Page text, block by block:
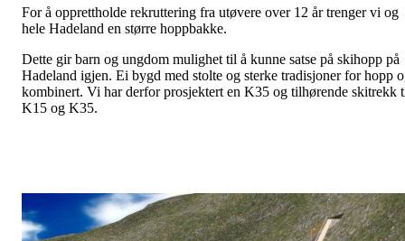
For å opprettholde rekruttering fra utøvere over 12 år trenger vi og
hele Hadeland en større hoppbakke.
Dette gir barn og ungdom mulighet til å kunne satse på skihopp på
Hadeland igjen. Ei bygd med stolte og sterke tradisjoner for hopp
kombinert. Vi har derfor prosjektert en K35 og tilhørende skitrekk
K15 og K35.